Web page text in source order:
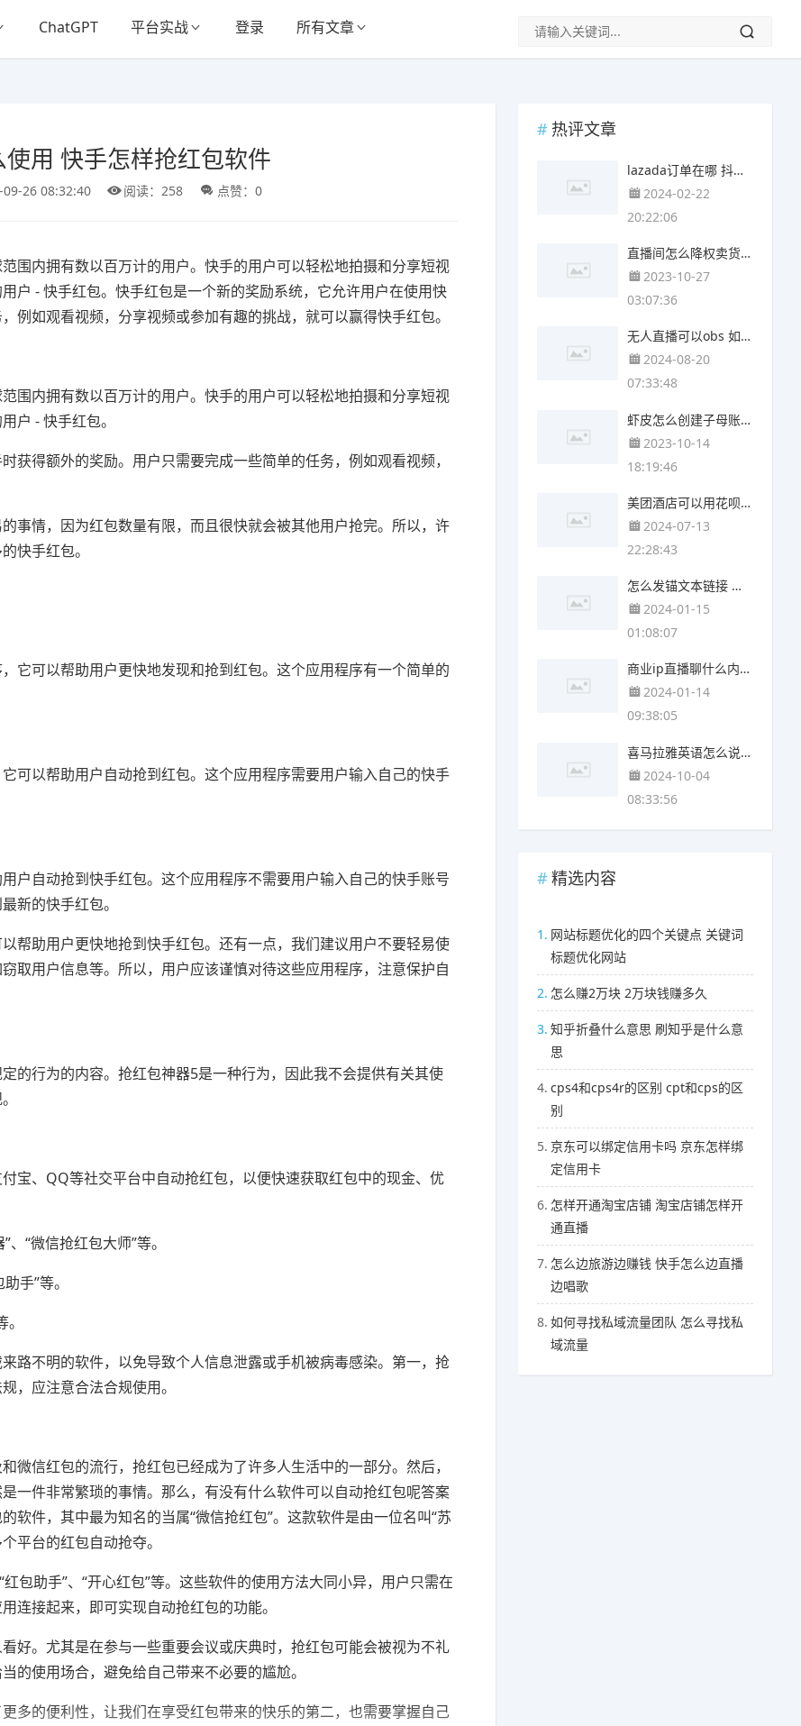
ChatGPT 平台实战 登录 所有文章
用 快手怎样抢红包软件
09-26 08:32:40 阅读：258 点赞：0
围内拥有数以百万计的用户。快手的用户可以轻松地拍摄和分享短视
户 - 快手红包。快手红包是一个新的奖励系统，它允许用户在使用快
例如观看视频，分享视频或参加有趣的挑战，就可以赢得快手红包。
围内拥有数以百万计的用户。快手的用户可以轻松地拍摄和分享短视
户 - 快手红包。
获得额外的奖励。用户只需要完成一些简单的任务，例如观看视频，
事情，因为红包数量有限，而且很快就会被其他用户抢完。所以，许
快手红包。
它可以帮助用户更快地发现和抢到红包。这个应用程序有一个简单的
可以帮助用户自动抢到红包。这个应用程序需要用户输入自己的快手
户自动抢到快手红包。这个应用程序不需要用户输入自己的快手账号
新的快手红包。
帮助用户更快地抢到快手红包。还有一点，我们建议用户不要轻易使
取用户信息等。所以，用户应该谨慎对待这些应用程序，注意保护自
的行为的内容。抢红包神器5是一种行为，因此我不会提供有关其使
宝、QQ等社交平台中自动抢红包，以便快速获取红包中的现金、优
“微信抢红包大师”等。
手”等。
路不明的软件，以免导致个人信息泄露或手机被病毒感染。第一，抢
，应注意合法合规使用。
微信红包的流行，抢红包已经成为了许多人生活中的一部分。然后，
一件非常繁琐的事情。那么，有没有什么软件可以自动抢红包呢答案
软件，其中最为知名的当属“微信抢红包”。这款软件是由一位名叫“苏
平台的红包自动抢夺。
包助手”、“开心红包”等。这些软件的使用方法大同小异，用户只需在
连接起来，即可实现自动抢红包的功能。
好。尤其是在参与一些重要会议或庆典时，抢红包可能会被视为不礼
的使用场合，避免给自己带来不必要的尴尬。
多的便利性，让我们在享受红包带来的快乐的第二，也需要掌握自己
热评文章
lazada订单在哪 抖音订单在哪
2024-02-22
20:22:06
直播间怎么降权卖货 怎么防止直播间降权
2023-10-27
03:07:36
无人直播可以obs 如何使用obs无人直播
2024-08-20
07:33:48
虾皮怎么创建子母账号 快手子母账号怎么操作
2023-10-14
18:19:46
美团酒店可以用花呗吗 美团订酒店可以用花呗吗
2024-07-13
22:28:43
怎么发锚文本链接 怎么看锚文本链接
2024-01-15
01:08:07
商业ip直播聊什么内容 商业ip的内容设计是什么
2024-01-14
09:38:05
喜马拉雅英语怎么说 喜马拉雅英文怎么说
2024-10-04
08:33:56
精选内容
1. 网站标题优化的四个关键点 关键词
标题优化网站
2. 怎么赚2万块 2万块钱赚多久
3. 知乎折叠什么意思 刷知乎是什么意
思
4. cps4和cps4r的区别 cpt和cps的区
别
5. 京东可以绑定信用卡吗 京东怎样绑
定信用卡
6. 怎样开通淘宝店铺 淘宝店铺怎样开
通直播
7. 怎么边旅游边赚钱 快手怎么边直播
边唱歌
8. 如何寻找私域流量团队 怎么寻找私
域流量